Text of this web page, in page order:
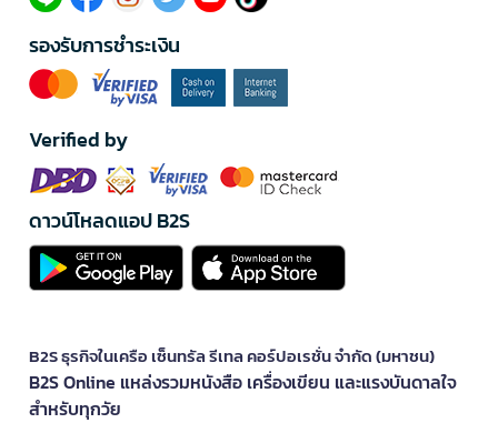
รองรับการชำระเงิน
Verified by
ดาวน์โหลดแอป B2S
B2S ธุรกิจในเครือ เซ็นทรัล รีเทล คอร์ปอเรชั่น จำกัด (มหาชน)
B2S Online แหล่งรวมหนังสือ เครื่องเขียน และแรงบันดาลใจ
สำหรับทุกวัย